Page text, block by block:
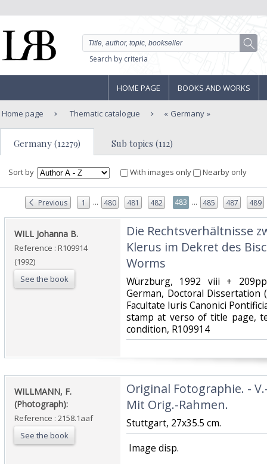
Search by criteria
HOME PAGE BOOKS AND WORKS
Home page Thematic catalogue Germany
Germany (12279) Sub topics (112)
Sort by With images only Nearby only
Previous 1 ... 480 481 482 483 ... 485 487 489
‎WILL Johanna B.‎
Reference : R109914
(1992)
See the book
‎Die Rechtsverhältnisse
Klerus im Dekret des
Worms‎
‎Würzburg, 1992 viii +
German, Doctoral Dissertation
Facultate Iuris Canonici
stamp at verso of title page,
condition, R109914‎
‎WILLMANN, F.
(Photograph):‎
Reference : 2158.1aaf
See the book
‎Original Fotographie. -
Mit Orig.-Rahmen.‎
‎Stuttgart, 27x35.5 cm. ‎
‎ Image disp.‎